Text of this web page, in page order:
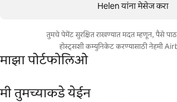
Helen यांना मेसेज करा
तुमचे पेमेंट सुरक्षित राखण्यात मदत म्हणून, पैसे
होस्ट्सशी कम्युनिकेट करण्यासाठी नेहमी
माझा पोर्टफोलिओ
मी तुमच्याकडे येईन